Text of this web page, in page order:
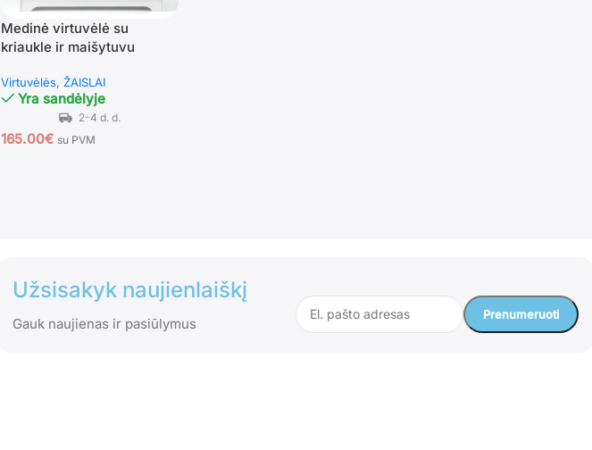
Medinė virtuvėlė su
kriaukle ir maišytuvu
Virtuvėlės ŽAISLAI
Yra sandėlyje
165.00€ su PVM
Užsisakyk naujienlaiškį
Gauk naujienas ir pasiūlymus